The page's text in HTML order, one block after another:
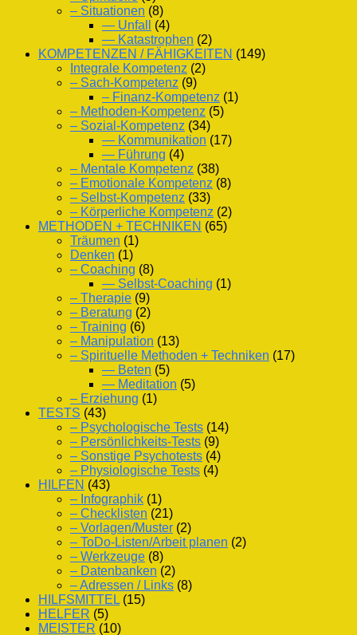
– Situationen (8)
— Unfall
(4)
— Katastrophen (2)
KOMPETENZEN / FÄHIGKEITEN (149)
Integrale Kompetenz (2)
– Sach-Kompetenz (9)
– Finanz-Kompetenz (1)
– Methoden-Kompetenz (5)
– Sozial-Kompetenz (34)
— Kommunikation (17)
— Führung (4)
– Mentale Kompetenz (38)
– Emotionale Kompetenz (8)
– Selbst-Kompetenz (33)
– Körperliche Kompetenz (2)
METHODEN + TECHNIKEN (65)
Träumen (1)
Denken (1)
– Coaching (8)
— Selbst-Coaching (1)
– Therapie (9)
– Beratung (2)
– Training (6)
– Manipulation (13)
– Spirituelle Methoden + Techniken (17)
— Beten (5)
— Meditation (5)
– Erziehung (1)
TESTS (43)
– Psychologische Tests (14)
– Persönlichkeits-Tests (9)
– Sonstige Psychotests (4)
– Physiologische Tests (4)
HILFEN (43)
– Infographik (1)
– Checklisten (21)
– Vorlagen/Muster (2)
– ToDo-Listen/Arbeit planen (2)
– Werkzeuge (8)
– Datenbanken (2)
– Adressen / Links (8)
HILFSMITTEL (15)
HELFER (5)
MEISTER (10)